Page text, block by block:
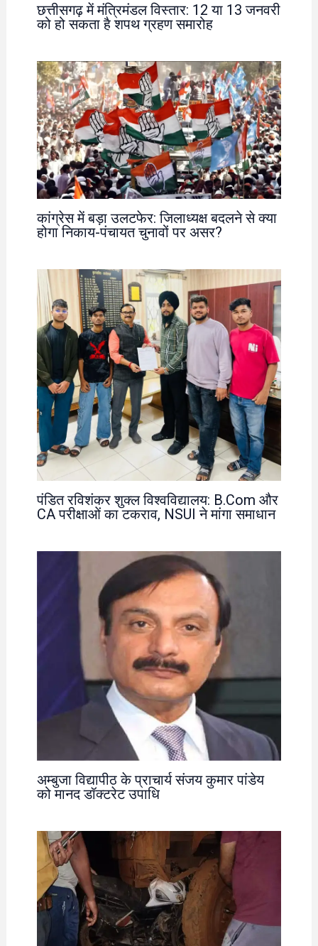
छत्तीसगढ़ में मंत्रिमंडल विस्तार: 12 या 13 जनवरी
को हो सकता है शपथ ग्रहण समारोह
कांग्रेस में बड़ा उलटफेर: जिलाध्यक्ष बदलने से क्या
होगा निकाय-पंचायत चुनावों पर असर?
पंडित रविशंकर शुक्ल विश्वविद्यालय: B.Com और
CA परीक्षाओं का टकराव, NSUI ने मांगा समाधान
अम्बुजा विद्यापीठ के प्राचार्य संजय कुमार पांडेय
को मानद डॉक्टरेट उपाधि